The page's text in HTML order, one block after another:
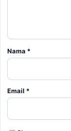
Nama *
Email *